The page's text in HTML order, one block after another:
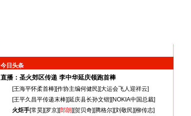
今日头条
直播：圣火郊区传递 李中华延庆领跑首棒
[王海平怀柔首棒][作协主编何健民][大运会飞人迎祥云]
[王平久昌平传递末棒][延庆县长孙文锴][NOKIA中国总裁]
火炬手[常昊][罗京][郎朗][贺贝奇][腾格尔][刘敬民][柳传志]